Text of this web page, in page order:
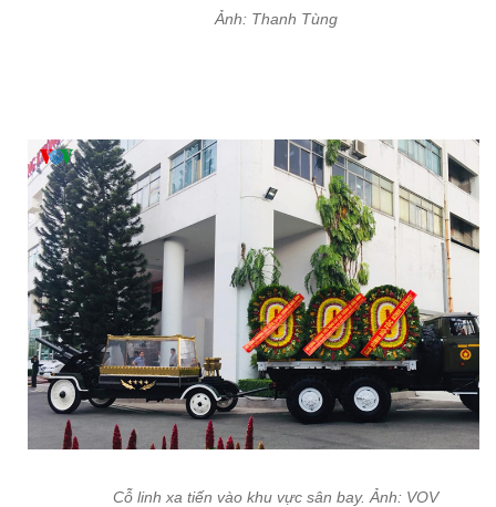
Ảnh: Thanh Tùng
Cỗ linh xa tiến vào khu vực sân bay. Ảnh: VOV